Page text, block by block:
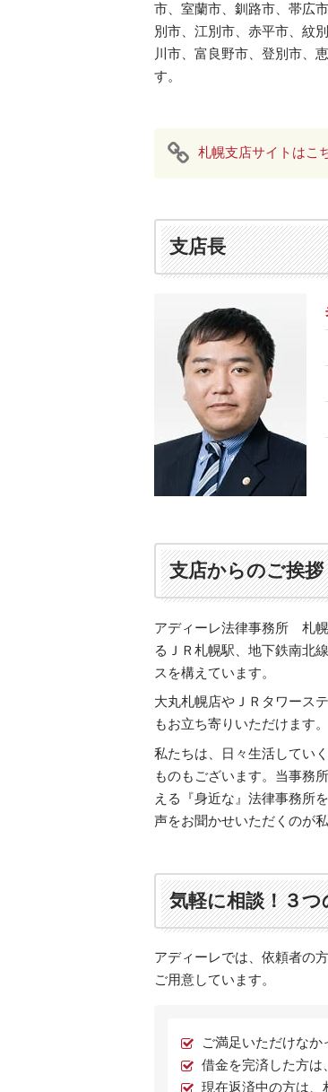
市、室蘭市、釧路市、帯広
別市、江別市、赤平市、紋
川市、富良野市、登別市、
す。
札幌支店サイトはこ
支店長
支店からのご挨拶
アディーレ法律事務所 札
るＪＲ札幌駅、地下鉄南北
スを構えています。
大丸札幌店やＪＲタワース
もお立ち寄りいただけます。
私たちは、日々生活してい
ものもございます。当事務
える『身近な』法律事務所
声をお聞かせいただくのが
気軽に相談！３つ
アディーレでは、依頼者の
ご用意しています。
ご満足いただけなか
借金を完済した方は
現在返済中の方は、